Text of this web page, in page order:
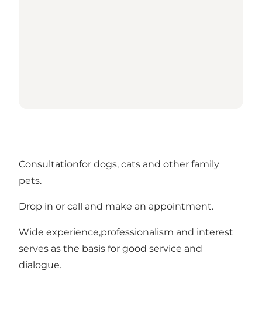
Consultationfor dogs, cats and other family
pets.
Drop in or call and make an appointment.
Wide experience,professionalism and interest
serves as the basis for good service and
dialogue.